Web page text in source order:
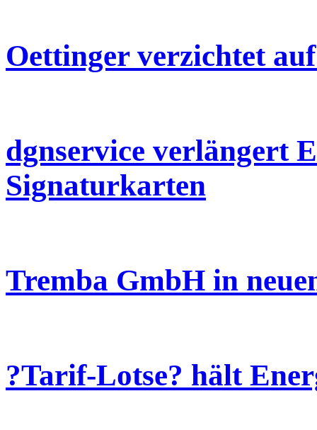
Oettinger verzichtet
dgnservice verlängert
Signaturkarten
Tremba GmbH in
?Tarif-Lotse? hält